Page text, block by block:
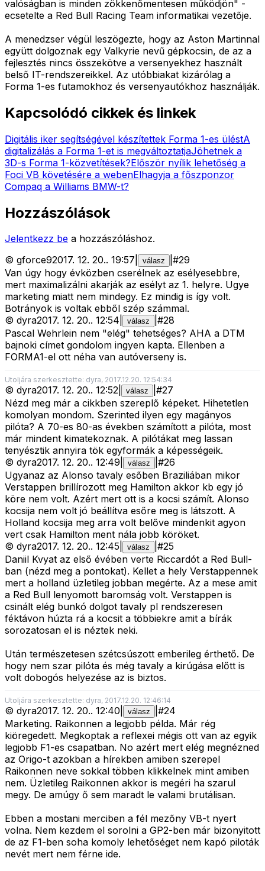
valóságban is minden zökkenőmentesen működjön" -
ecsetelte a Red Bull Racing Team informatikai vezetője.
A menedzser végül leszögezte, hogy az Aston Martinnal
együtt dolgoznak egy Valkyrie nevű gépkocsin, de az a
fejlesztés nincs összekötve a versenyekhez használt
belső IT-rendszereikkel. Az utóbbiakat kizárólag a
Forma 1-es futamokhoz és versenyautókhoz használják.
Kapcsolódó cikkek és linkek
Digitális iker segítségével készítettek Forma 1-es üléstA
digitalizálás a Forma 1-et is megváltoztatjaJöhetnek a
3D-s Forma 1-közvetítések?Először nyílik lehetőség a
Foci VB követésére a webenElhagyja a főszponzor
Compaq a Williams BMW-t?
Hozzászólások
Jelentkezz be a hozzászóláshoz.
© gforce92017. 12. 20.. 19:57 válasz #29
Van úgy hogy évközben cserélnek az esélyesebbre,
mert maximalizálni akarják az esélyt az 1. helyre. Ugye
marketing miatt nem mindegy. Ez mindig is így volt.
Botrányok is voltak ebből szép számmal.
© dyra2017. 12. 20.. 12:54 válasz #28
Pascal Wehrlein nem "elég" tehetséges? AHA a DTM
bajnoki címet gondolom ingyen kapta. Ellenben a
FORMA1-el ott néha van autóverseny is.
Utoljára szerkesztette: dyra, 2017.12.20. 12:54:34
© dyra2017. 12. 20.. 12:52 válasz #27
Nézd meg már a cikkben szereplő képeket. Hihetetlen
komolyan mondom. Szerinted ilyen egy magányos
pilóta? A 70-es 80-as években számított a pilóta, most
már mindent kimatekoznak. A pilótákat meg lassan
tenyésztik annyira tök egyformák a képességeik.
© dyra2017. 12. 20.. 12:49 válasz #26
Ugyanaz az Alonso tavaly esőben Braziliában mikor
Verstappen brillírozott meg Hamilton akkor kb egy jó
köre nem volt. Azért mert ott is a kocsi számít. Alonso
kocsija nem volt jó beállítva esőre meg is látszott. A
Holland kocsija meg arra volt belőve mindenkit agyon
vert csak Hamilton ment nála jobb köröket.
© dyra2017. 12. 20.. 12:45 válasz #25
Daniil Kvyat az első évében verte Riccardót a Red Bull-
ban (nézd meg a pontokat). Kellet a hely Verstappennek
mert a holland üzletileg jobban megérte. Az a mese amit
a Red Bull lenyomott baromság volt. Verstappen is
csinált elég bunkó dolgot tavaly pl rendszeresen
féktávon húzta rá a kocsit a többiekre amit a bírák
sorozatosan el is néztek neki.
Után természetesen szétcsúszott emberileg érthető. De
hogy nem szar pilóta és még tavaly a kirúgása előtt is
volt dobogós helyezése az is biztos.
Utoljára szerkesztette: dyra, 2017.12.20. 12:46:14
© dyra2017. 12. 20.. 12:40 válasz #24
Marketing. Raikonnen a legjobb példa. Már rég
kiöregedett. Megkoptak a reflexei mégis ott van az egyik
legjobb F1-es csapatban. No azért mert elég megnézned
az Origo-t azokban a hírekben amiben szerepel
Raikonnen neve sokkal többen klikkelnek mint amiben
nem. Üzletileg Raikonnen akkor is megéri ha szarul
megy. De amúgy ő sem maradt le valami brutálisan.
Ebben a mostani merciben a fél mezőny VB-t nyert
volna. Nem kezdem el sorolni a GP2-ben már bizonyitott
de az F1-ben soha komoly lehetőséget nem kapó piloták
nevét mert nem férne ide.